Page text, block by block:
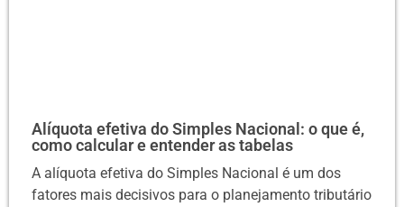
Alíquota efetiva do Simples Nacional: o que é,
como calcular e entender as tabelas
A alíquota efetiva do Simples Nacional é um dos
fatores mais decisivos para o planejamento tributário